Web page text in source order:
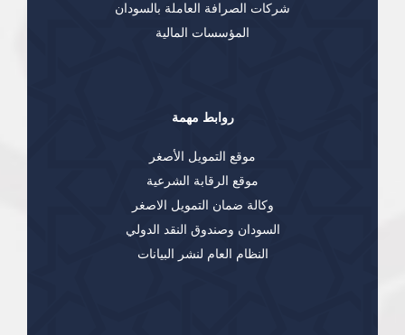
شركات الصرافة العاملة بالسودان
المؤسسات المالية
روابط مهمة
موقع التمويل الأصغر
موقع الرقابة الشرعية
وكالة ضمان التمويل الاصغر
السودان وصندوق النقد الدولي
النظام العام لنشر البيانات